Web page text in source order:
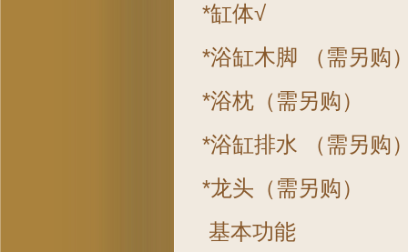
*缸体√
*浴缸木脚 （需另购
*浴枕（需另购）
*浴缸排水 （需另购
*龙头（需另购）
基本功能